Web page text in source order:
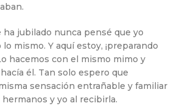
ha jubilado nunca pensé que yo
mismo. Y aquí estoy, ¡preparando
hacemos con el mismo mimo y
él. Tan solo espero que
sensación entrañable y familiar
y yo al recibirla.